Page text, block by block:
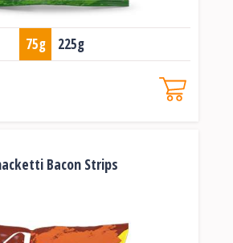
75g 225g
Bacon Strips